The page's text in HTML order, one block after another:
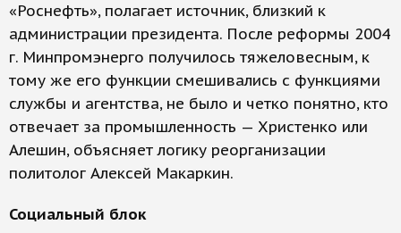
«Роснефть», полагает источник, близкий к
администрации президента. После реформы 2004
г. Минпромэнерго получилось тяжеловесным, к
тому же его функции смешивались с функциями
службы и агентства, не было и четко понятно, кто
отвечает за промышленность — Христенко или
Алешин, объясняет логику реорганизации
политолог Алексей Макаркин.
Социальный блок